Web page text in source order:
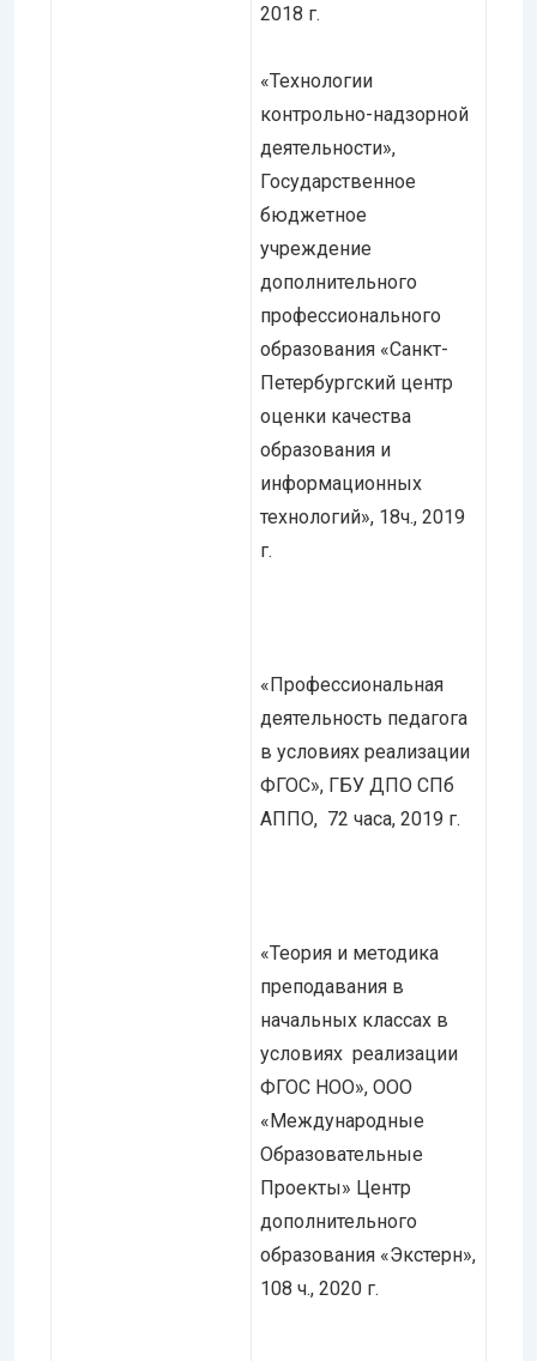
2018 г.
«Технологии
контрольно-надзорной
деятельности»,
Государственное
бюджетное
учреждение
дополнительного
профессионального
образования «Санкт-
Петербургский центр
оценки качества
образования и
информационных
технологий», 18ч., 2019
г.
«Профессиональная
деятельность педагога
в условиях реализации
ФГОС», ГБУ ДПО СПб
АППО, 72 часа, 2019 г.
«Теория и методика
преподавания в
начальных классах в
условиях реализации
ФГОС НОО», ООО
«Международные
Образовательные
Проекты» Центр
дополнительного
образования «Экстерн»,
108 ч., 2020 г.